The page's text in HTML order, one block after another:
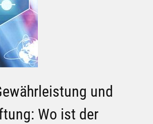
und
Wo ist der